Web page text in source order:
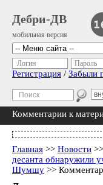
Дебри-ДВ
мобильная версия
Логин Пароль
Регистрация / Забыли
Комментарии к
Главная >> Новости >>
десанта обнаружили
Шумшу >>